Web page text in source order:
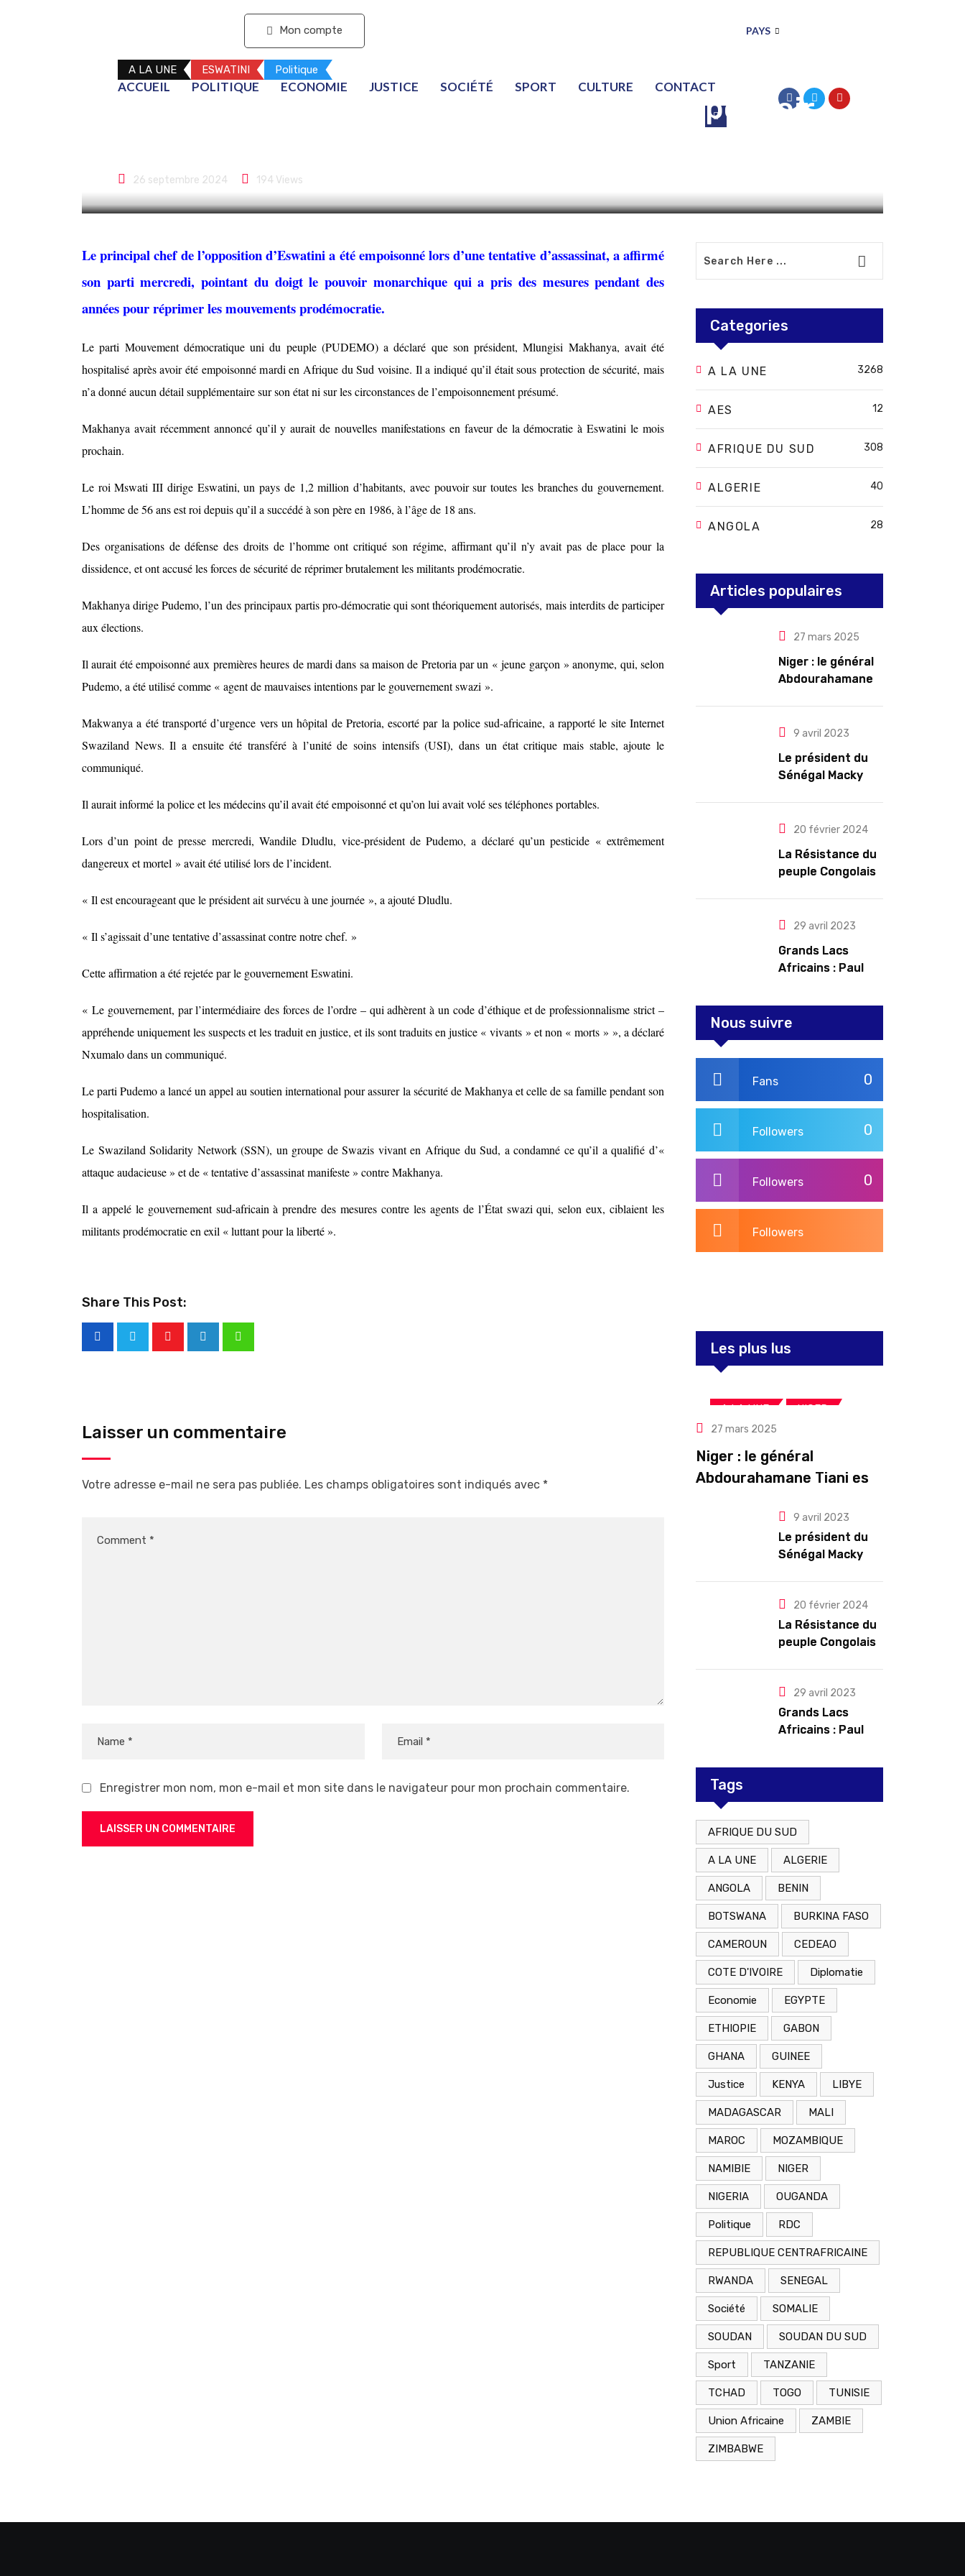
Mon compte PAYS
ACCUEIL POLITIQUE ECONOMIE JUSTICE SOCIÉTÉ SPORT CULTURE CONTACT
A LA UNE ESWATINI Politique
Eswatini : Un parti d’opposition accuse le pouvoir
26 septembre 2024 194 Views
Le principal chef de l’opposition d’Eswatini a été empoisonné lors d’une tentative d’assassinat, a affirmé
son parti mercredi, pointant du doigt le pouvoir monarchique qui a pris des mesures pendant des
années pour réprimer les mouvements prodémocratie.
Le parti Mouvement démocratique uni du peuple (PUDEMO) a déclaré que son président, Mlungisi Makhanya, avait été
hospitalisé après avoir été empoisonné mardi en Afrique du Sud voisine. Il a indiqué qu’il était sous protection de sécurité, mais
n’a donné aucun détail supplémentaire sur son état ni sur les circonstances de l’empoisonnement présumé.
Makhanya avait récemment annoncé qu’il y aurait de nouvelles manifestations en faveur de la démocratie à Eswatini le mois
prochain.
Le roi Mswati III dirige Eswatini, un pays de 1,2 million d’habitants, avec pouvoir sur toutes les branches du gouvernement.
L’homme de 56 ans est roi depuis qu’il a succédé à son père en 1986, à l’âge de 18 ans.
Des organisations de défense des droits de l’homme ont critiqué son régime, affirmant qu’il n’y avait pas de place pour la
dissidence, et ont accusé les forces de sécurité de réprimer brutalement les militants prodémocratie.
Makhanya dirige Pudemo, l’un des principaux partis pro-démocratie qui sont théoriquement autorisés, mais interdits de participer
aux élections.
Il aurait été empoisonné aux premières heures de mardi dans sa maison de Pretoria par un « jeune garçon » anonyme, qui, selon
Pudemo, a été utilisé comme « agent de mauvaises intentions par le gouvernement swazi ».
Makwanya a été transporté d’urgence vers un hôpital de Pretoria, escorté par la police sud-africaine, a rapporté le site Internet
Swaziland News. Il a ensuite été transféré à l’unité de soins intensifs (USI), dans un état critique mais stable, ajoute le
communiqué.
Il aurait informé la police et les médecins qu’il avait été empoisonné et qu’on lui avait volé ses téléphones portables.
Lors d’un point de presse mercredi, Wandile Dludlu, vice-président de Pudemo, a déclaré qu’un pesticide « extrêmement
dangereux et mortel » avait été utilisé lors de l’incident.
« Il est encourageant que le président ait survécu à une journée », a ajouté Dludlu.
« Il s’agissait d’une tentative d’assassinat contre notre chef. »
Cette affirmation a été rejetée par le gouvernement Eswatini.
« Le gouvernement, par l’intermédiaire des forces de l’ordre – qui adhèrent à un code d’éthique et de professionnalisme strict –
appréhende uniquement les suspects et les traduit en justice, et ils sont traduits en justice « vivants » et non « morts » », a déclaré
Nxumalo dans un communiqué.
Le parti Pudemo a lancé un appel au soutien international pour assurer la sécurité de Makhanya et celle de sa famille pendant son
hospitalisation.
Le Swaziland Solidarity Network (SSN), un groupe de Swazis vivant en Afrique du Sud, a condamné ce qu’il a qualifié d’«
attaque audacieuse » et de « tentative d’assassinat manifeste » contre Makhanya.
Il a appelé le gouvernement sud-africain à prendre des mesures contre les agents de l’État swazi qui, selon eux, ciblaient les
militants prodémocratie en exil « luttant pour la liberté ».
Share This Post:
Laisser un commentaire
Votre adresse e-mail ne sera pas publiée. Les champs obligatoires sont indiqués avec *
Enregistrer mon nom, mon e-mail et mon site dans le navigateur pour mon prochain commentaire.
Categories
A LA UNE 3268
AES 12
AFRIQUE DU SUD 308
ALGERIE 40
ANGOLA 28
Articles populaires
27 mars 2025
Niger : le général
Abdourahamane
investi président
renouvelables
9 avril 2023
Le président du
Sénégal Macky
l’arrêt des
20 février 2024
La Résistance du
peuple Congolais
par le Rwanda
29 avril 2023
Grands Lacs
Africains : Paul
redorer le blason
Nous suivre
0
Fans
0
Followers
0
Followers
Followers
Les plus lus
A LA UNE NIGER
Politique
27 mars 2025
Niger : le général
Abdourahamane Tiani est
président pour cinq ans
renouvelables
9 avril 2023
Le président du
Sénégal Macky
l’arrêt des
troubles
20 février 2024
La Résistance du
peuple Congolais
par le Rwanda
29 avril 2023
Grands Lacs
Africains : Paul
redorer le blason
Tags
AFRIQUE DU SUD
A LA UNE ALGERIE
ANGOLA BENIN
BOTSWANA BURKINA FASO
CAMEROUN CEDEAO
COTE D'IVOIRE Diplomatie
Economie EGYPTE
ETHIOPIE GABON
GHANA GUINEE
Justice KENYA LIBYE
MADAGASCAR MALI
MAROC MOZAMBIQUE
NAMIBIE NIGER
NIGERIA OUGANDA
Politique RDC
REPUBLIQUE CENTRAFRICAINE
RWANDA SENEGAL
Société SOMALIE
SOUDAN SOUDAN DU SUD
Sport TANZANIE
TCHAD TOGO TUNISIE
Union Africaine ZAMBIE
ZIMBABWE